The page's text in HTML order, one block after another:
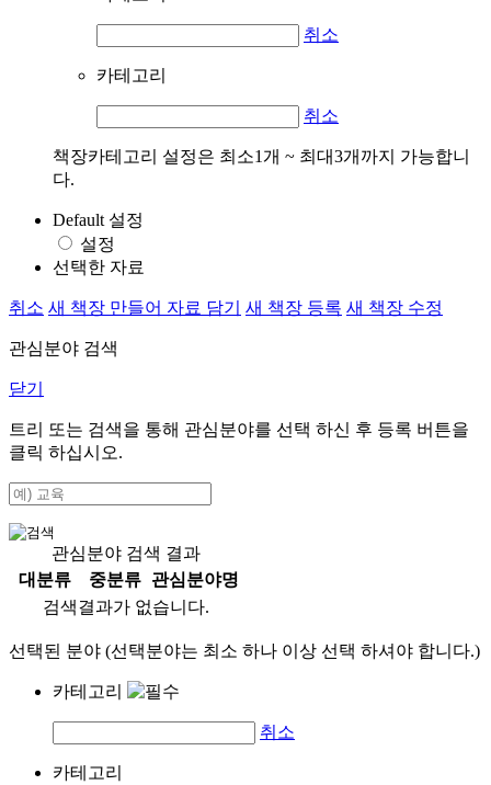
취소
카테고리
취소
책장카테고리 설정은 최소1개 ~ 최대3개까지 가능합니
다.
Default 설정
설정
선택한 자료
취소 새 책장 만들어 자료 담기 새 책장 등록 새 책장 수정
관심분야 검색
닫기
트리 또는 검색을 통해 관심분야를 선택 하신 후 등록 버튼을
클릭 하십시오.
관심분야 검색 결과
대분류
중분류
관심분야명
검색결과가 없습니다.
선택된 분야 (선택분야는 최소 하나 이상 선택 하셔야 합니다.)
카테고리
취소
카테고리